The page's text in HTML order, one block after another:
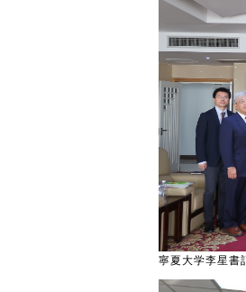
寧夏大学李星書